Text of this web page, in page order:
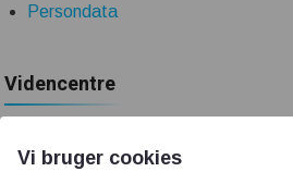
Persondata
Videncentre
Vi bruger cookies